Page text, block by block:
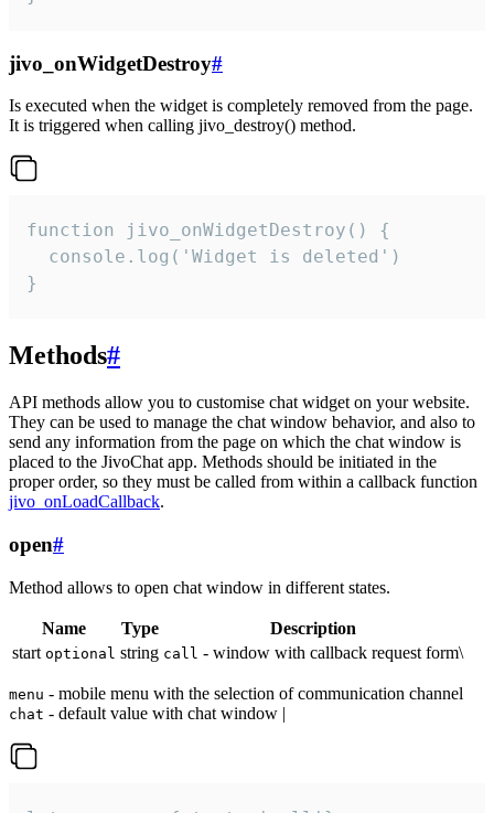
jivo_onWidgetDestroy#
Is executed when the widget is completely removed from the page.
It is triggered when calling jivo_destroy() method.
function jivo_onWidgetDestroy() {
  console.log('Widget is deleted')
}
Methods#
API methods allow you to customise chat widget on your website.
They can be used to manage the chat window behavior, and also to
send any information from the page on which the chat window is
placed to the JivoChat app. Methods should be initiated in the
proper order, so they must be called from within a callback function
jivo_onLoadCallback.
open#
Method allows to open chat window in different states.
Name Type
Description
start optional string call - window with callback request form\
menu - mobile menu with the selection of communication channel
chat - default value with chat window |